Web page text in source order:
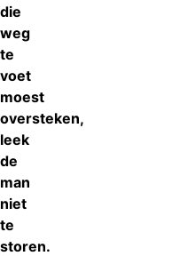
die
weg
te
voet
moest
oversteken,
leek
de
man
niet
te
storen.